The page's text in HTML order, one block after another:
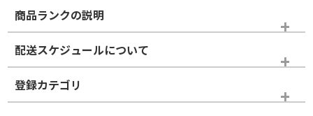
商品ランクの説明
※商品ランクは出品者の主観により判断しておりますので、あら
かじめご了承ください。
ホイールランク
配送スケジュールについて
登録カテゴリ
スタッドレスタイヤホイールセット